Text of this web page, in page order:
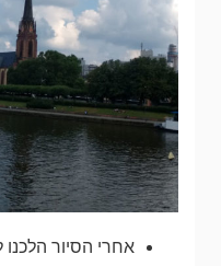
אחרי הסיור